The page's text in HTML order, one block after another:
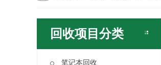
回收项目分类
笔记本回收